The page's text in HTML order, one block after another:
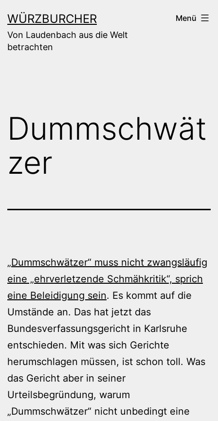
Inhalt
springen
WÜRZBURCHER
Von Laudenbach aus die Welt
betrachten
Menü
Dummschwät
zer
„Dummschwätzer“ muss nicht zwangsläufig
eine „ehrverletzende Schmähkritik“, sprich
eine Beleidigung sein. Es kommt auf die
Umstände an. Das hat jetzt das
Bundesverfassungsgericht in Karlsruhe
entschieden. Mit was sich Gerichte
herumschlagen müssen, ist schon toll. Was
das Gericht aber in seiner
Urteilsbegründung, warum
„Dummschwätzer“ nicht unbedingt eine